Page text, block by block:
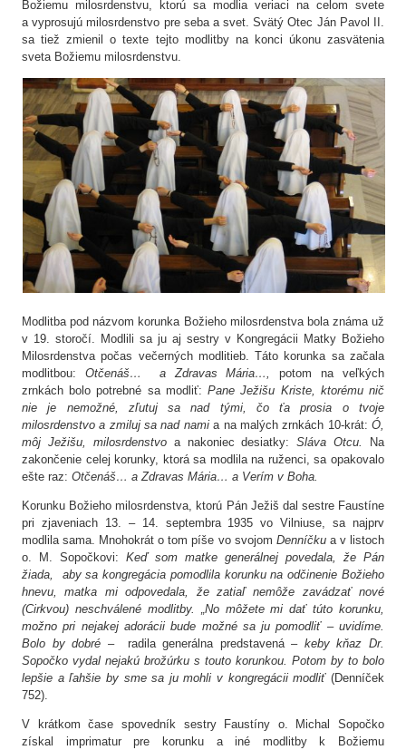
Božiemu milosrdenstvu, ktorú sa modlia veriaci na celom svete
a vyprosujú milosrdenstvo pre seba a svet. Svätý Otec Ján Pavol II.
sa tiež zmienil o texte tejto modlitby na konci úkonu zasvätenia
sveta Božiemu milosrdenstvu.
Modlitba pod názvom korunka Božieho milosrdenstva bola známa už
v 19. storočí. Modlili sa ju aj sestry v Kongregácii Matky Božieho
Milosrdenstva počas večerných modlitieb. Táto korunka sa začala
modlitbou: Otčenáš… a Zdravas Mária…,potom na veľkých
zrnkách bolo potrebné sa modliť:Pane Ježišu Kriste, ktorému nič
nie je nemožné, zľutuj sa nad tými, čo ťa prosia o tvoje
milosrdenstvo a zmiluj sa nad namia na malých zrnkách 10-krát:Ó,
môj Ježišu, milosrdenstvo a nakoniec desiatky:Sláva Otcu.
Na
zakončenie celej korunky, ktorá sa modlila na ruženci, sa opakovalo
ešte raz: Otčenáš… a Zdravas Mária… a Verím v Boha.
Korunku Božieho milosrdenstva, ktorú Pán Ježiš dal sestre Faustíne
pri zjaveniach 13. – 14. septembra 1935 vo Vilniuse, sa najprv
modlila sama. Mnohokrát o tom píše vo svojom Denníčkua v listoch
o. M. Sopočkovi: Keď som matke generálnej povedala, že Pán
žiada, aby sa kongregácia pomodlila korunku na odčinenie Božieho
hnevu, matka mi odpovedala, že zatiaľ nemôže zavádzať nové
(Cirkvou) neschválené modlitby. „No môžete mi dať túto korunku,
možno pri nejakej adorácii bude možné sa ju pomodliť – uvidíme.
Bolo by dobré – radila generálna predstavená – keby kňaz Dr.
Sopočko vydal nejakú brožúrku s touto korunkou. Potom by to bolo
lepšie a ľahšie by sme sa ju mohli v kongregácii modliť (Denníček
752).
V krátkom čase spovedník sestry Faustíny o. Michal Sopočko
získal imprimatur pre korunku a iné modlitby k Božiemu